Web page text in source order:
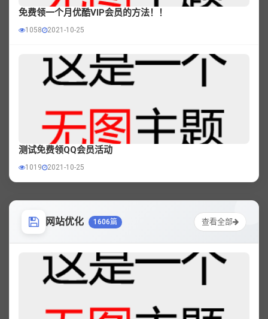
免费领一个月优酷VIP会员的方法！！
1058 2021-10-25
测试免费领QQ会员活动
1019 2021-10-25
网站优化 1606篇 查看全部